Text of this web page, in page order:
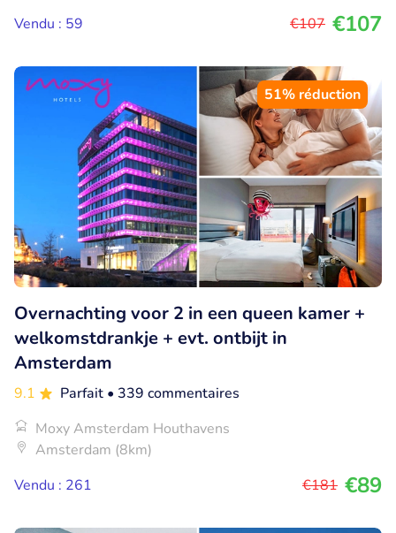
Vendu : 59
€107 €107
51% réduction
Overnachting voor 2 in een queen kamer +
welkomstdrankje + evt. ontbijt in
Amsterdam
9.1 Parfait • 339 commentaires
Moxy Amsterdam Houthavens
Amsterdam (8km)
Vendu : 261
€181 €89